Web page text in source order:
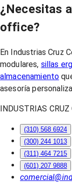
¿Necesitas
office?
En Industrias Cruz
modulares, sillas
almacenamiento
asesoría
INDUSTRIAS
(310) 568 6924
(300) 244 1013
(311) 464 7215
(601) 207 9888